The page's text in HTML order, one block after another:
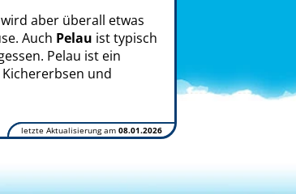
aber überall etwas
Auch Pelau ist typisch
Pelau ist ein
und
letzte Aktualisierung am 08.01.2026